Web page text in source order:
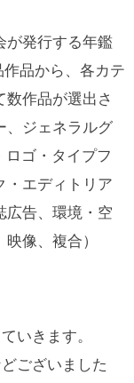
が発行する年鑑
作品から、各カテ
作品が選出さ
、ジェネラルグ
ゴ・タイプフ
・エディトリア
広告、環境・空
像、複合）
いきます。
ございました